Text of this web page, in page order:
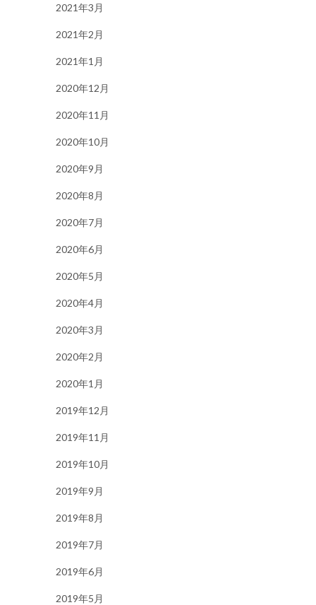
2021年3月
2021年2月
2021年1月
2020年12月
2020年11月
2020年10月
2020年9月
2020年8月
2020年7月
2020年6月
2020年5月
2020年4月
2020年3月
2020年2月
2020年1月
2019年12月
2019年11月
2019年10月
2019年9月
2019年8月
2019年7月
2019年6月
2019年5月